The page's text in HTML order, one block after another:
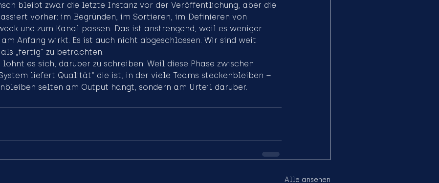
bleibt zwar die letzte Instanz vor der Veröffentlichung, aber die
vorher: im Begründen, im Sortieren, im Definieren von
und zum Kanal passen. Das ist anstrengend, weil es weniger
Anfang wirkt. Es ist auch nicht abgeschlossen. Wir sind weit
„fertig“ zu betrachten.
es sich, darüber zu schreiben: Weil diese Phase zwischen
liefert Qualität“ die ist, in der viele Teams steckenbleiben –
selten am Output hängt, sondern am Urteil darüber.
Alle ansehen